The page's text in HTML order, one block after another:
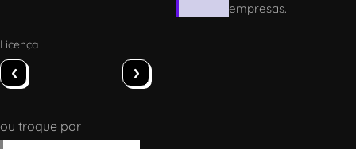
empresas.
Licença
‹ ›
ou troque por